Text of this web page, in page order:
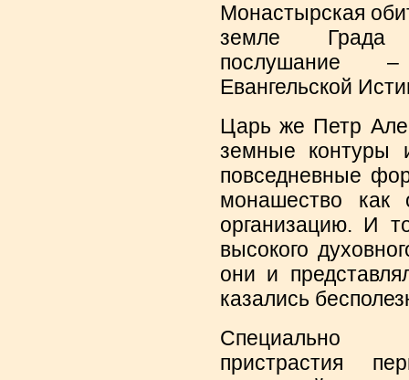
Монастырская
земле Града
послушание –
Евангельской
Царь же Петр
земные контуры
повседневные
монашество как
организацию. И
высокого
они и
казались
Специально
пристрастия